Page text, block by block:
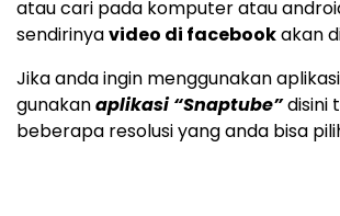
atau cari pada komputer atau
sendirinyavideo di facebookakan
Jika anda ingin menggunakan
gunakanaplikasi “Snaptube”disini
beberapa resolusi yang anda bisa